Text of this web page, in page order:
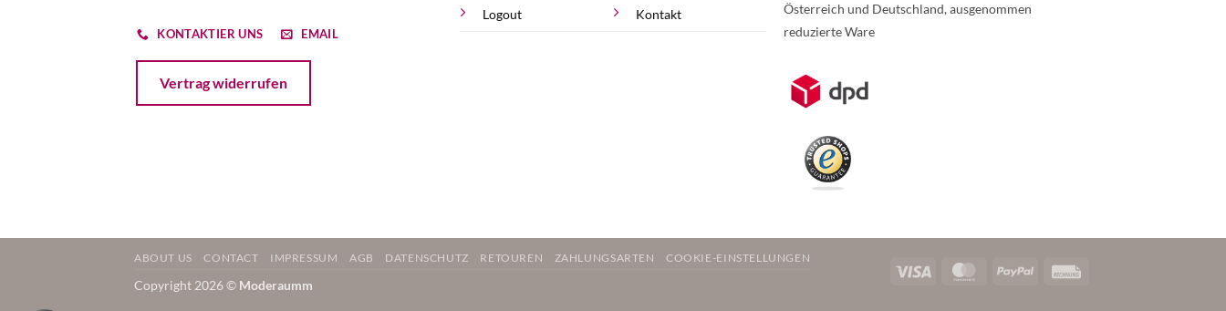
KONTAKTIER UNS EMAIL
Vertrag widerrufen
Logout Kontakt
Österreich und Deutschland, ausgenommen
reduzierte Ware
Weitere Informationen über den gesperrten Inhalt.
Visa MasterCardPayPal
ABOUT US CONTACT IMPRESSUM AGB DATENSCHUTZ RETOUREN ZAHLUNGSARTEN COOKIE-EINSTELLUNGEN
Copyright 2026 © Moderaumm